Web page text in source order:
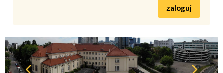
zaloguj